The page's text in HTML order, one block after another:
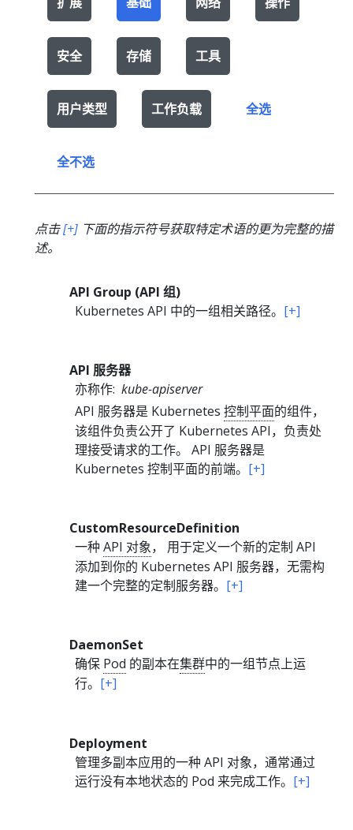
安全 存储 工具
用户类型 工作负载 全选
全不选
点击[+] 下面的指示符号获取特定术语的更为完整的描
述。
API Group (API 组)
Kubernetes API 中的一组相关路径。 [+]
API 服务器
亦称作: kube-apiserver
API 服务器是 Kubernetes控制平面的组件，
该组件负责公开了 Kubernetes API，负责处
理接受请求的工作。 API 服务器是
Kubernetes 控制平面的前端。 [+]
CustomResourceDefinition
一种API 对象， 用于定义一个新的定制 API
添加到你的 Kubernetes API 服务器，无需构
建一个完整的定制服务器。 [+]
DaemonSet
确保 Pod 的副本在集群中的一组节点上运
行。 [+]
Deployment
管理多副本应用的一种 API 对象，通常通过
运行没有本地状态的 Pod 来完成工作。 [+]